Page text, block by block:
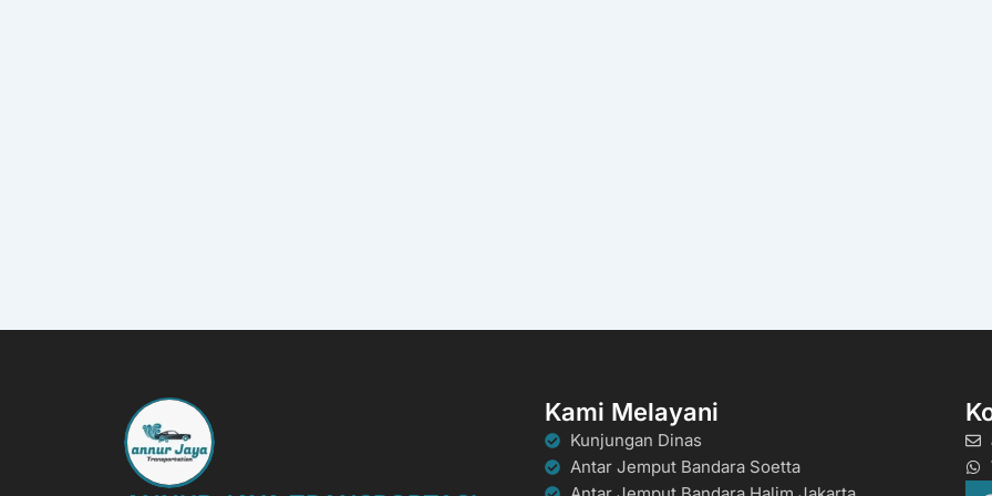
Kami Melayani
Kunjungan Dinas
Antar Jemput Bandara Soetta